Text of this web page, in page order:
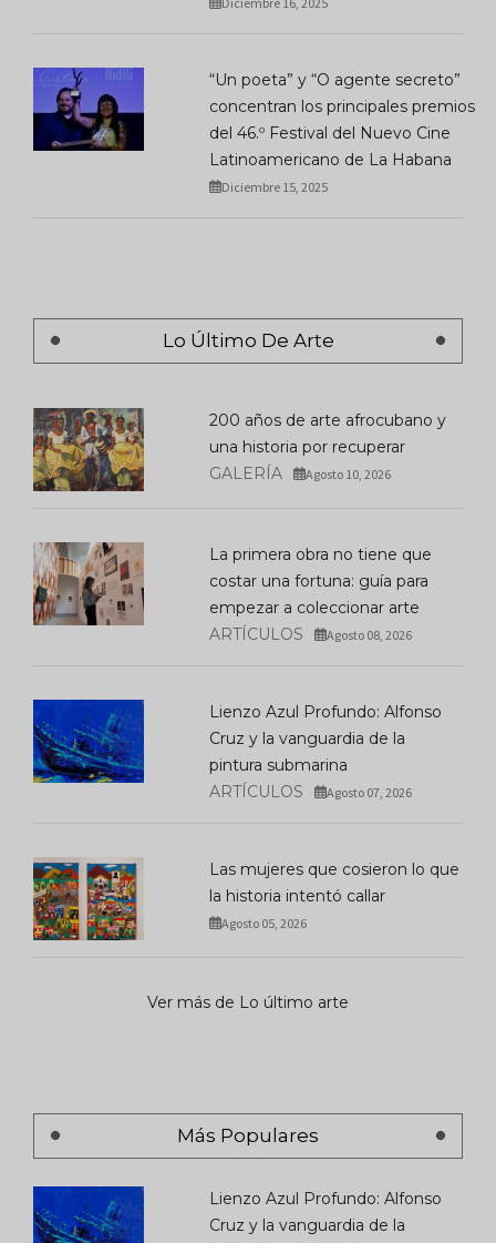
“Un poeta” y “O agente secreto”
concentran los principales premios
del 46.º Festival del Nuevo Cine
Latinoamericano de La Habana
Diciembre 15, 2025
Lo Último De Arte
200 años de arte afrocubano y
una historia por recuperar
GALERÍA
Agosto 10, 2026
La primera obra no tiene que
costar una fortuna: guía para
empezar a coleccionar arte
ARTÍCULOS
Agosto 08, 2026
Lienzo Azul Profundo: Alfonso
Cruz y la vanguardia de la
pintura submarina
ARTÍCULOS
Agosto 07, 2026
Las mujeres que cosieron lo que
la historia intentó callar
Agosto 05, 2026
Ver más de Lo último arte
Más Populares
Lienzo Azul Profundo: Alfonso
Cruz y la vanguardia de la